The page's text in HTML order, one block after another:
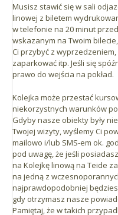
Musisz stawić się w sali
linowej z biletem
w telefonie na 20 minut
wskazanym na Twoim
Ci przybyć z wyprzedzeniem,
zaparkować itp. Jeśli się
prawo do wejścia na pokład.
Kolejka może przestać
niekorzystnych warunków
Gdyby nasze obiekty były
Twojej wizyty, wyślemy Ci
mailowo i/lub SMS-em ok.
pod uwagę, że jeśli
na Kolejkę linową na Teide
na jedną z
najprawdopodobniej
gdy otrzymasz nasze
Pamiętaj, że w takich